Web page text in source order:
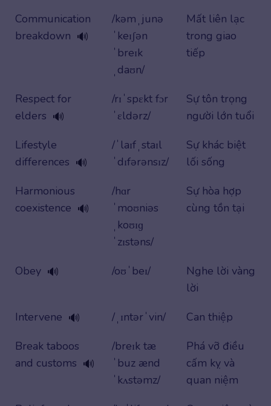
Communication
breakdown 🔊
/kəmˌjunə
ˈkeɪʃən
ˈbreɪk
ˌdaʊn/
Mất liên lạc
trong giao
tiếp
Respect for
elders 🔊
/rɪˈspɛkt fɔr
ˈɛldərz/
Sự tôn trọng
người lớn tuổi
Lifestyle
differences 🔊
/ˈlaɪfˌstaɪl
ˈdɪfərənsɪz/
Sự khác biệt
lối sống
Harmonious
coexistence 🔊
/hɑr
ˈmoʊniəs
ˌkoʊɪɡ
ˈzɪstəns/
Sự hòa hợp
cùng tồn tại
Obey 🔊 /oʊˈbeɪ/
Nghe lời vàng
lời
Intervene 🔊 /ˌɪntərˈvin/
Can thiệp
Break taboos
and customs 🔊
/breɪk tæ
ˈbuz ænd
ˈkʌstəmz/
Phá vỡ điều
cấm kỵ và
quan niệm